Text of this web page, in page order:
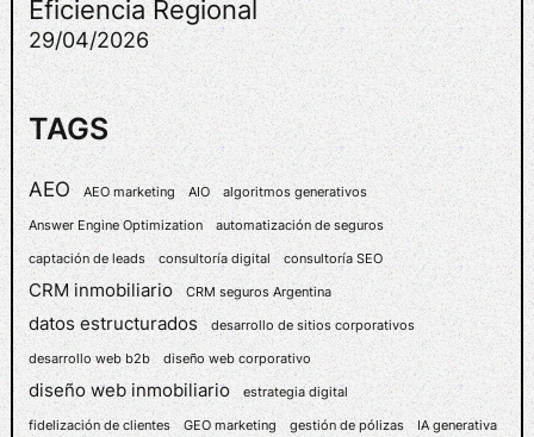
R
A
R
T
I
E
M
P
O
Y
A
N
O
E
S
Eficiencia Regional
29/04/2026
TAGS
AEO AEO marketing AIO algoritmos generativos
Answer Engine Optimization automatización de seguros
captación de leads consultoría digital consultoría SEO
CRM inmobiliario CRM seguros Argentina
datos estructurados desarrollo de sitios corporativos
desarrollo web b2b diseño web corporativo
diseño web inmobiliario estrategia digital
fidelización de clientes GEO marketing gestión de pólizas IA generativa